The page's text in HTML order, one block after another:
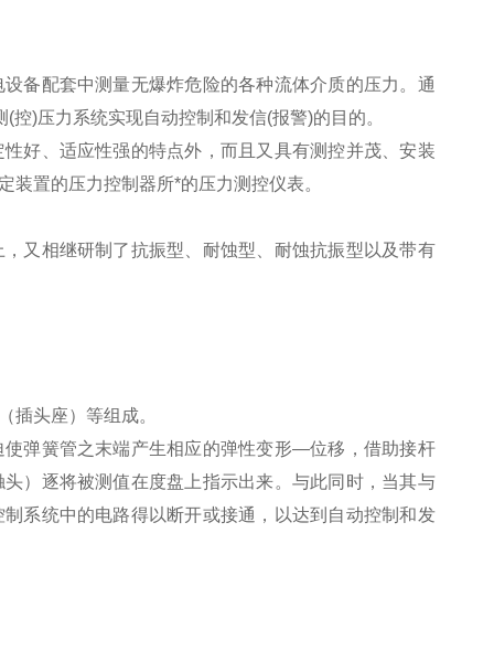
备配套中测量无爆炸危险的各种流体介质的压力。通
)压力系统实现自动控制和发信(报警)的目的。
好、适应性强的特点外，而且又具有测控并茂、安装
置的压力控制器所*的压力测控仪表。
又相继研制了抗振型、耐蚀型、耐蚀抗振型以及带有
插头座）等组成。
弹簧管之末端产生相应的弹性变形—位移，借助接杆
）逐将被测值在度盘上指示出来。与此同时，当其与
系统中的电路得以断开或接通，以达到自动控制和发